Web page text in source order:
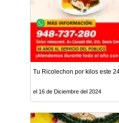
Tu Ricolechon por kilos este
el 16 de Diciembre del 2024